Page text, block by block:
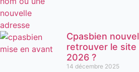
Cpasbien
retrouver le
2026 ?
14 décembre 2025